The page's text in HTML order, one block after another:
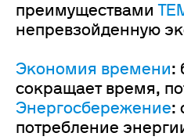
преимуществами
непревзойденную
Экономия времени:
сокращает время,
Энергосбережение:
потребление